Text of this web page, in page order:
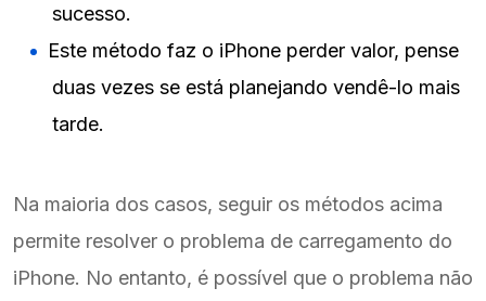
sucesso.
Este método faz o iPhone perder valor, pense
duas vezes se está planejando vendê-lo mais
tarde.
Na maioria dos casos, seguir os métodos acima
permite resolver o problema de carregamento do
iPhone. No entanto, é possível que o problema não